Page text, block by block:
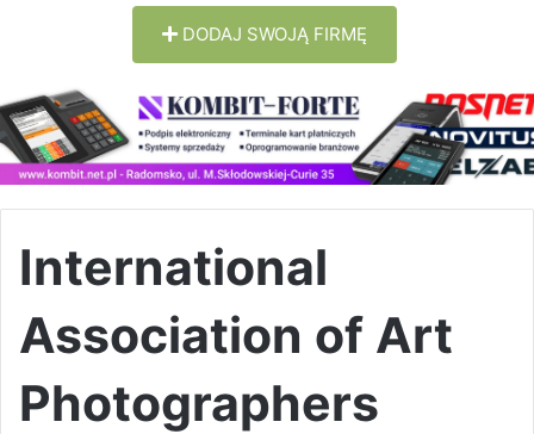
DODAJ SWOJĄ FIRMĘ
International
Association of Art
Photographers